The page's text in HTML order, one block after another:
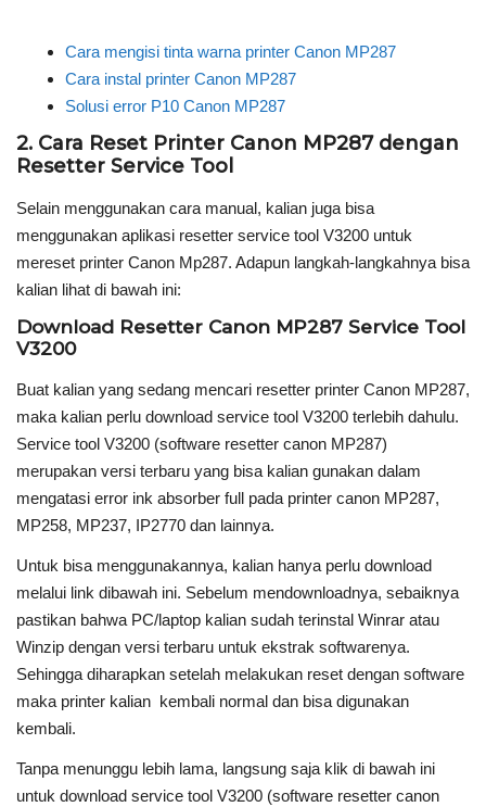
Cara mengisi tinta warna printer Canon MP287
Cara instal printer Canon MP287
Solusi error P10 Canon MP287
2. Cara Reset Printer Canon MP287 dengan
Resetter Service Tool
Selain menggunakan cara manual, kalian juga bisa
menggunakan aplikasi resetter service tool V3200 untuk
mereset printer Canon Mp287. Adapun langkah-langkahnya bisa
kalian lihat di bawah ini:
Download Resetter Canon MP287 Service Tool
V3200
Buat kalian yang sedang mencari resetter printer Canon MP287,
maka kalian perlu download service tool V3200 terlebih dahulu.
Service tool V3200 (software resetter canon MP287)
merupakan versi terbaru yang bisa kalian gunakan dalam
mengatasi error ink absorber full pada printer canon MP287,
MP258, MP237, IP2770 dan lainnya.
Untuk bisa menggunakannya, kalian hanya perlu download
melalui link dibawah ini. Sebelum mendownloadnya, sebaiknya
pastikan bahwa PC/laptop kalian sudah terinstal Winrar atau
Winzip dengan versi terbaru untuk ekstrak softwarenya.
Sehingga diharapkan setelah melakukan reset dengan software
maka printer kalian kembali normal dan bisa digunakan
kembali.
Tanpa menunggu lebih lama, langsung saja klik di bawah ini
untuk download service tool V3200 (software resetter canon